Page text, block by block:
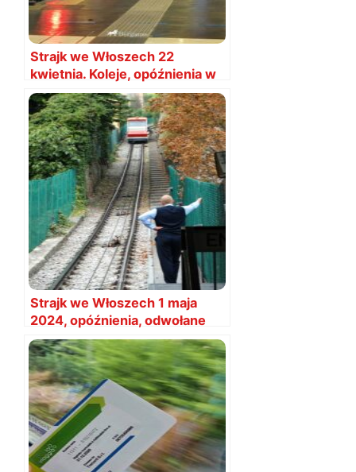
Strajk we Włoszech 22
kwietnia. Koleje, opóźnienia w
Mediolanie, Wenecji i Bergamo
Strajk we Włoszech 1 maja
2024, opóźnienia, odwołane
pociągi i samoloty?